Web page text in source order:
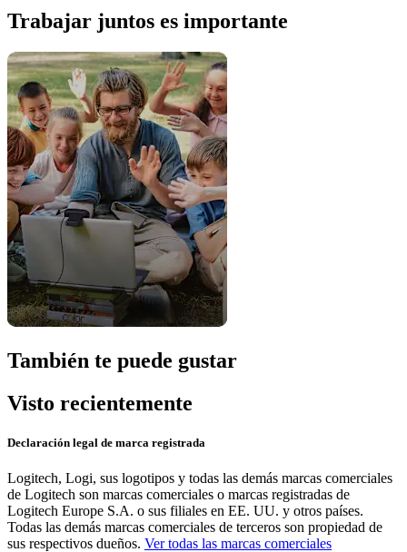
Trabajar juntos es importante
También te puede gustar
Visto recientemente
Declaración legal de marca registrada
Logitech, Logi, sus logotipos y todas las demás marcas comerciales
de Logitech son marcas comerciales o marcas registradas de
Logitech Europe S.A. o sus filiales en EE. UU. y otros países.
Todas las demás marcas comerciales de terceros son propiedad de
sus respectivos dueños. Ver todas las marcas comerciales